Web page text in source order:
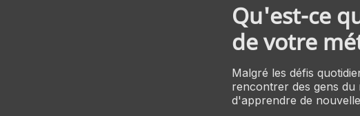
Qu'est-ce
de votre
Malgré les défis
rencontrer des gens
d'apprendre de